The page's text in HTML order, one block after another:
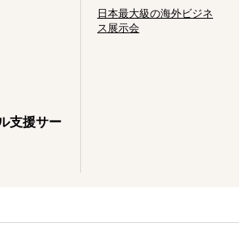
支援サー
日本最大級の海外ビジネ
ス展示会